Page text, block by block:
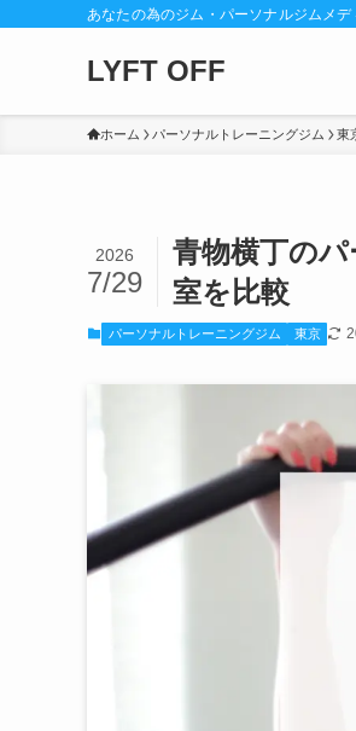
あなたの為のジム・パーソナルジムメデ
LYFT OFF
ホーム パーソナルトレーニングジム 東
青物横丁の
室を比較
2026
7/29
パーソナルトレーニングジム 東京